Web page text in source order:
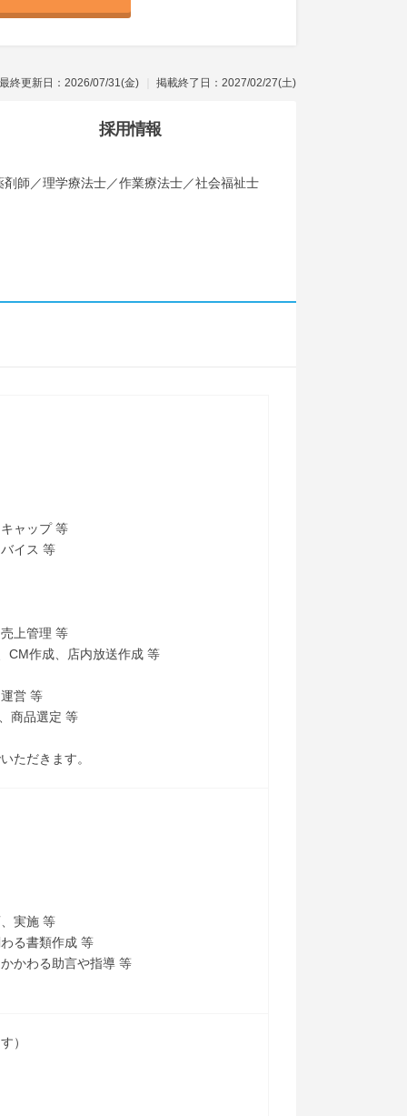
最終更新日：2026/07/31(金) 掲載終了日：2027/02/27(土)
採用情報
師／理学療法士／作業療法士／社会福祉士
ャップ 等
イス 等
上管理 等
CM作成、店内放送作成 等
営 等
商品選定 等
ただきます。
実施 等
る書類作成 等
かわる助言や指導 等
）